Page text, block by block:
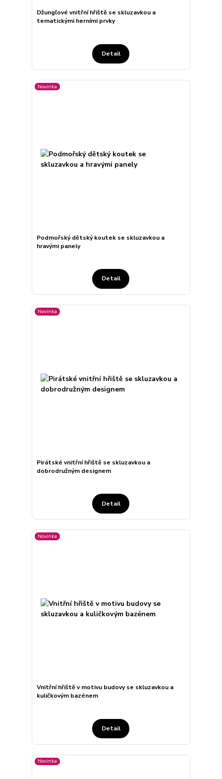
Džungľové vnitřní hřiště se skluzavkou a
tematickými herními prvky
Detail
Novinka
Podmořský dětský koutek se skluzavkou a
hravými panely
Detail
Novinka
Pirátské vnitřní hřiště se skluzavkou a
dobrodružným designem
Detail
Novinka
Vnitřní hřiště v motivu budovy se skluzavkou a
kuličkovým bazénem
Detail
Novinka